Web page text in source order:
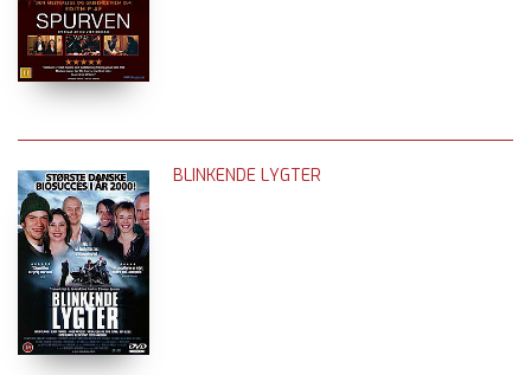
BLINKENDE LYGTER